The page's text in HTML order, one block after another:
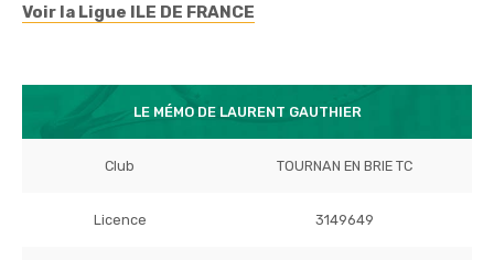
Voir la Ligue ILE DE FRANCE
LE MÉMO DE LAURENT GAUTHIER
Club TOURNAN EN BRIE TC
Licence 3149649